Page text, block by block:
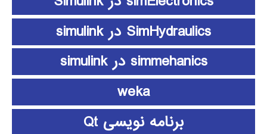
SimHydraulics در simulink
simmehanics در simulink
weka
برنامه نویسی Qt